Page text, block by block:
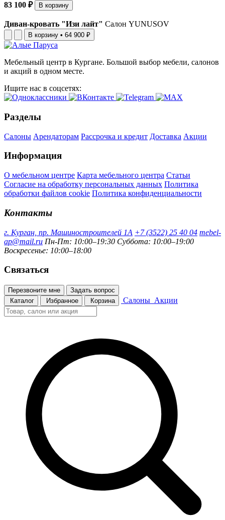
83 100 ₽
В корзину
Диван-кровать "Изи лайт" Салон YUNUSOV
В корзину • 64 900 ₽
Мебельный центр в Кургане. Большой выбор мебели, салонов
и акций в одном месте.
Ищите нас в соцсетях:
Разделы
Салоны Арендаторам Рассрочка и кредит Доставка Акции
Информация
О мебельном центре Карта мебельного центра Статьи
Согласие на обработку персональных данных Политика
обработки файлов cookie Политика конфиденциальности
Контакты
г. Курган, пр. Машиностроителей 1А +7 (3522) 25 40 04 mebel-
ap@mail.ru Пн-Пт: 10:00–19:30 Суббота: 10:00–19:00
Воскресенье: 10:00–18:00
Связаться
Перезвоните мне
Задать вопрос
Каталог
Избранное Корзина Салоны Акции